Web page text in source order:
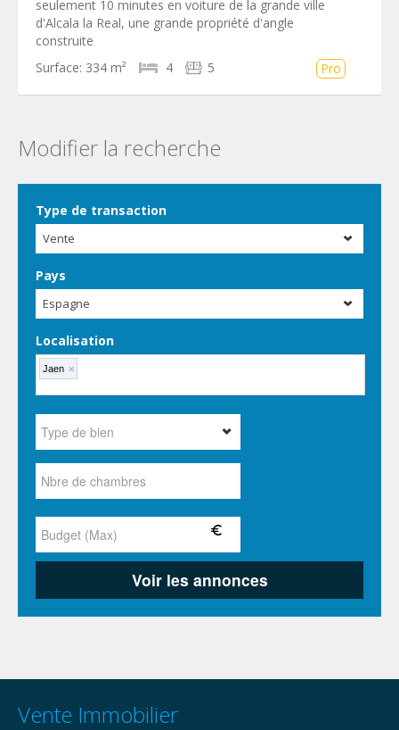
seulement 10 minutes en voiture de la grande ville
d'Alcala la Real, une grande propriété d'angle
construite
Surface: 334 m² 4 5 Pro
Modifier la recherche
Type de transaction
Vente
Pays
Espagne
Localisation
Jaen ×
Vente Immobilier